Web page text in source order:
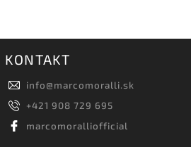
KONTAKT
info@marcomoralli.sk
+421 908 729 695
marcomoralliofficial